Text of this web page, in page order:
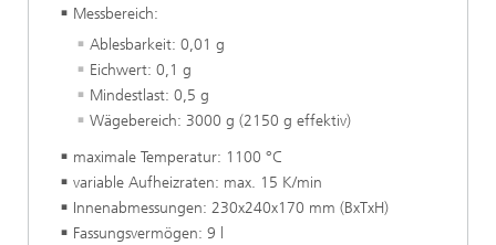
Messbereich:
Ablesbarkeit: 0,01 g
Eichwert: 0,1 g
Mindestlast: 0,5 g
Wägebereich: 3000 g (2150 g effektiv)
maximale Temperatur: 1100 °C
variable Aufheizraten: max. 15 K/min
Innenabmessungen: 230x240x170 mm (BxTxH)
Fassungsvermögen: 9 l